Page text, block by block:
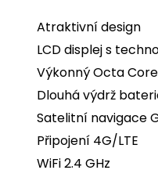
Atraktivní design
LCD displej s
Výkonný Octa
Dlouhá výdrž
Satelitní navigace
Připojení 4G/LTE
WiFi 2.4 GHz